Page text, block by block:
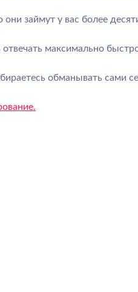
займут у вас более
отвечать максимально
обманывать сами